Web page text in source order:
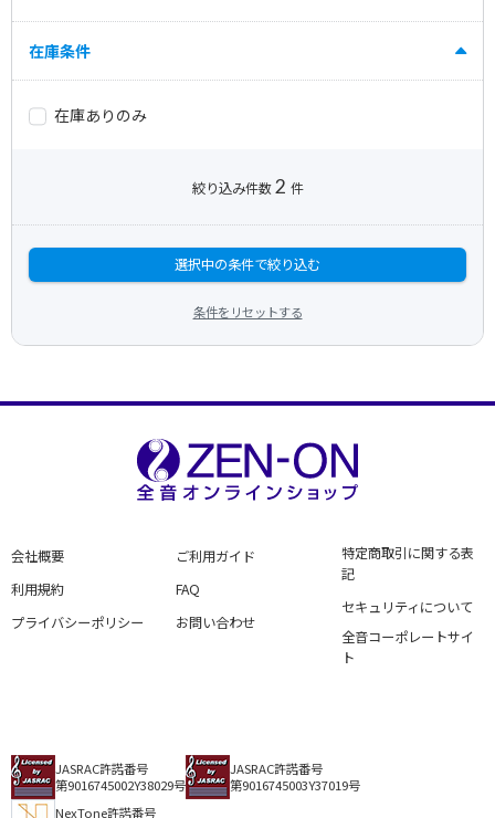
在庫条件
在庫ありのみ
絞り込み件数 2 件
選択中の条件で絞り込む
条件をリセットする
会社概要
利用規約
プライバシーポリシー
ご利用ガイド
FAQ
お問い合わせ
特定商取引に関する表
記
セキュリティについて
全音コーポレートサイ
ト
JASRAC許諾番号
第9016745002Y38029号
JASRAC許諾番号
第9016745003Y37019号
NexTone許諾番号